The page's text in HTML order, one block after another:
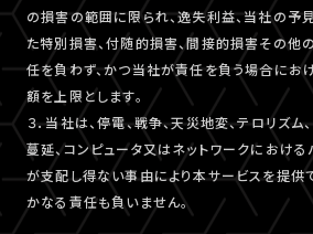
の損害の範囲に限られ、逸失利益、当社の予
た特別損害、付随的損害、間接的損害その他
任を負わず、かつ当社が責任を負う場合に
額を上限とします。
３．当社は、停電、戦争、天災地変、テロリズ
蔓延、コンピュータ又はネットワークにおけ
が支配し得ない事由により本サービスを提供
かなる責任も負いません。